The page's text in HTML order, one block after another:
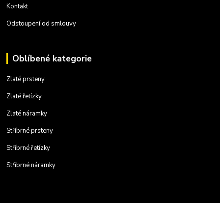
Kontakt
Odstoupení od smlouvy
Oblíbené kategorie
Zlaté prsteny
Zlaté řetízky
Zlaté náramky
Stříbrné prsteny
Stříbrné řetízky
Stříbrné náramky